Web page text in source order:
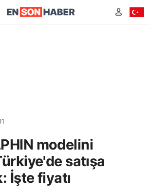
modelini
satışa
İşte fiyatı